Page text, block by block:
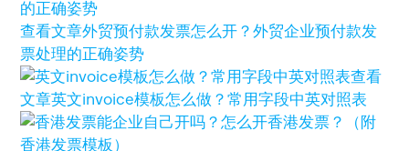
查看文章外贸预付款发票怎么开？外贸企业预付款发
票处理的正确姿势
查看
文章英文invoice模板怎么做？常用字段中英对照表